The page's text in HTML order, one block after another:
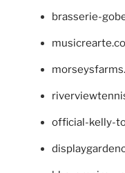
brasserie-
official-kelly-